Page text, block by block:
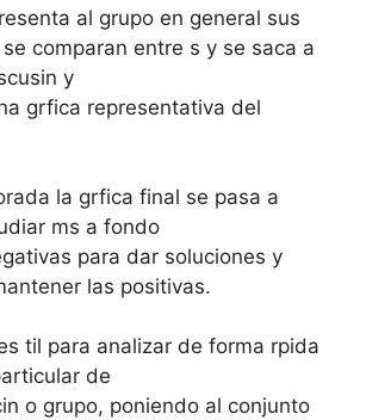
al grupo en general sus
comparan entre s y se saca a
y
grfica representativa del
la grfica final se pasa a
ms a fondo
para dar soluciones y
las positivas.
til para analizar de forma rpida
de
o grupo, poniendo al conjunto